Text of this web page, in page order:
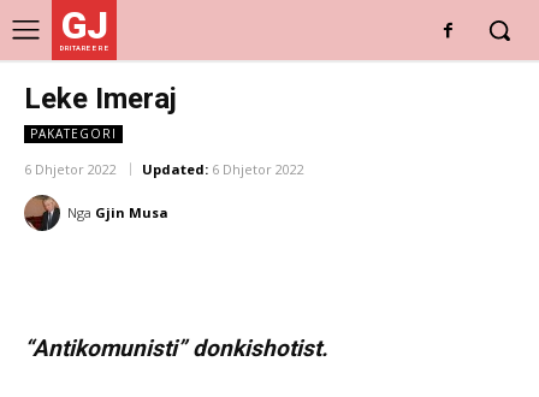
GJ
DRITARE E RE
Leke Imeraj
PAKATEGORI
6 Dhjetor 2022 Updated: 6 Dhjetor 2022
Nga Gjin Musa
“Antikomunisti” donkishotist.